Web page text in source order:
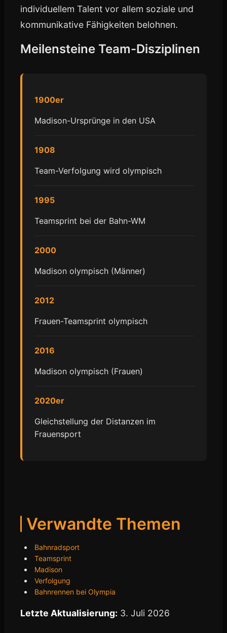
individuellem Talent vor allem soziale und
kommunikative Fähigkeiten belohnen.
Meilensteine Team-Disziplinen
1900er
Madison-Ursprünge in den USA
1908
Team-Verfolgung wird olympisch
1995
Teamsprint bei der Bahn-WM
2000
Madison olympisch (Männer)
2012
Frauen-Teamsprint olympisch
2016
Madison olympisch (Frauen)
2020er
Gleichstellung der Distanzen im
Frauensport
Verwandte Themen
Bahnradsport
Teamsprint
Madison
Verfolgung
Bahnrennen bei Olympia
Letzte Aktualisierung: 3. Juli 2026